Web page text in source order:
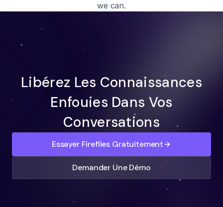
we can.
Libérez Les Connaissances
Enfouies Dans Vos
Conversations
Essayer Fireflies Gratuitement
Demander Une Démo